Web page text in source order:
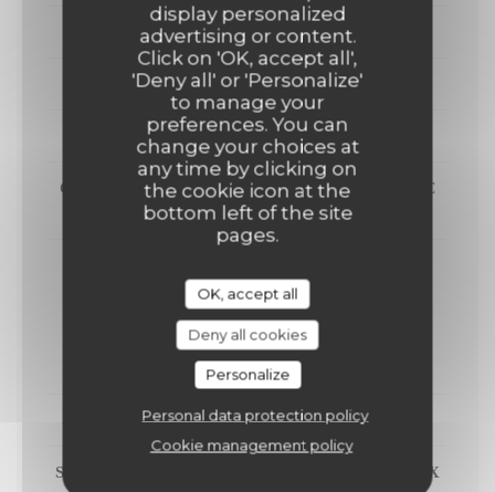
display personalized
advertising or content.
Click on 'OK, accept all',
'Deny all' or 'Personalize'
to manage your
preferences. You can
change your choices at
any time by clicking on
the cookie icon at the
bottom left of the site
pages.
OK, accept all
Deny all cookies
Personalize
Personal data protection policy
Cookie management policy
DESSERTS
PROFITEROLE
TIRAMISU
CAFÉ OU THÉ GOURMAND SUPPLÉMENT 4€
supplément 4€
MENU 49.5€
ENTREES
FOIE GRAS AU PIMENT D'ESPELETTE
SAINT-JACQUES GRATINÉES AUX POIREAUX